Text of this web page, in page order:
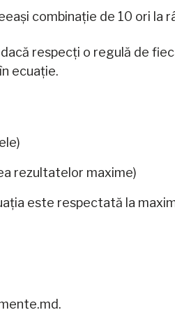
combinație de 10 ori la
respecți o regulă de
ecuație.
rezultatelor maxime)
este respectată la